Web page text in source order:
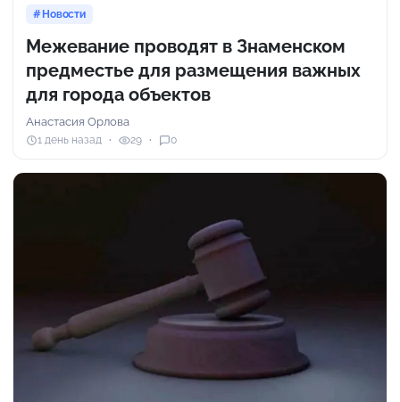
Новости
Межевание проводят в Знаменском
предместье для размещения важных
для города объектов
Анастасия Орлова
1 день назад 29 0